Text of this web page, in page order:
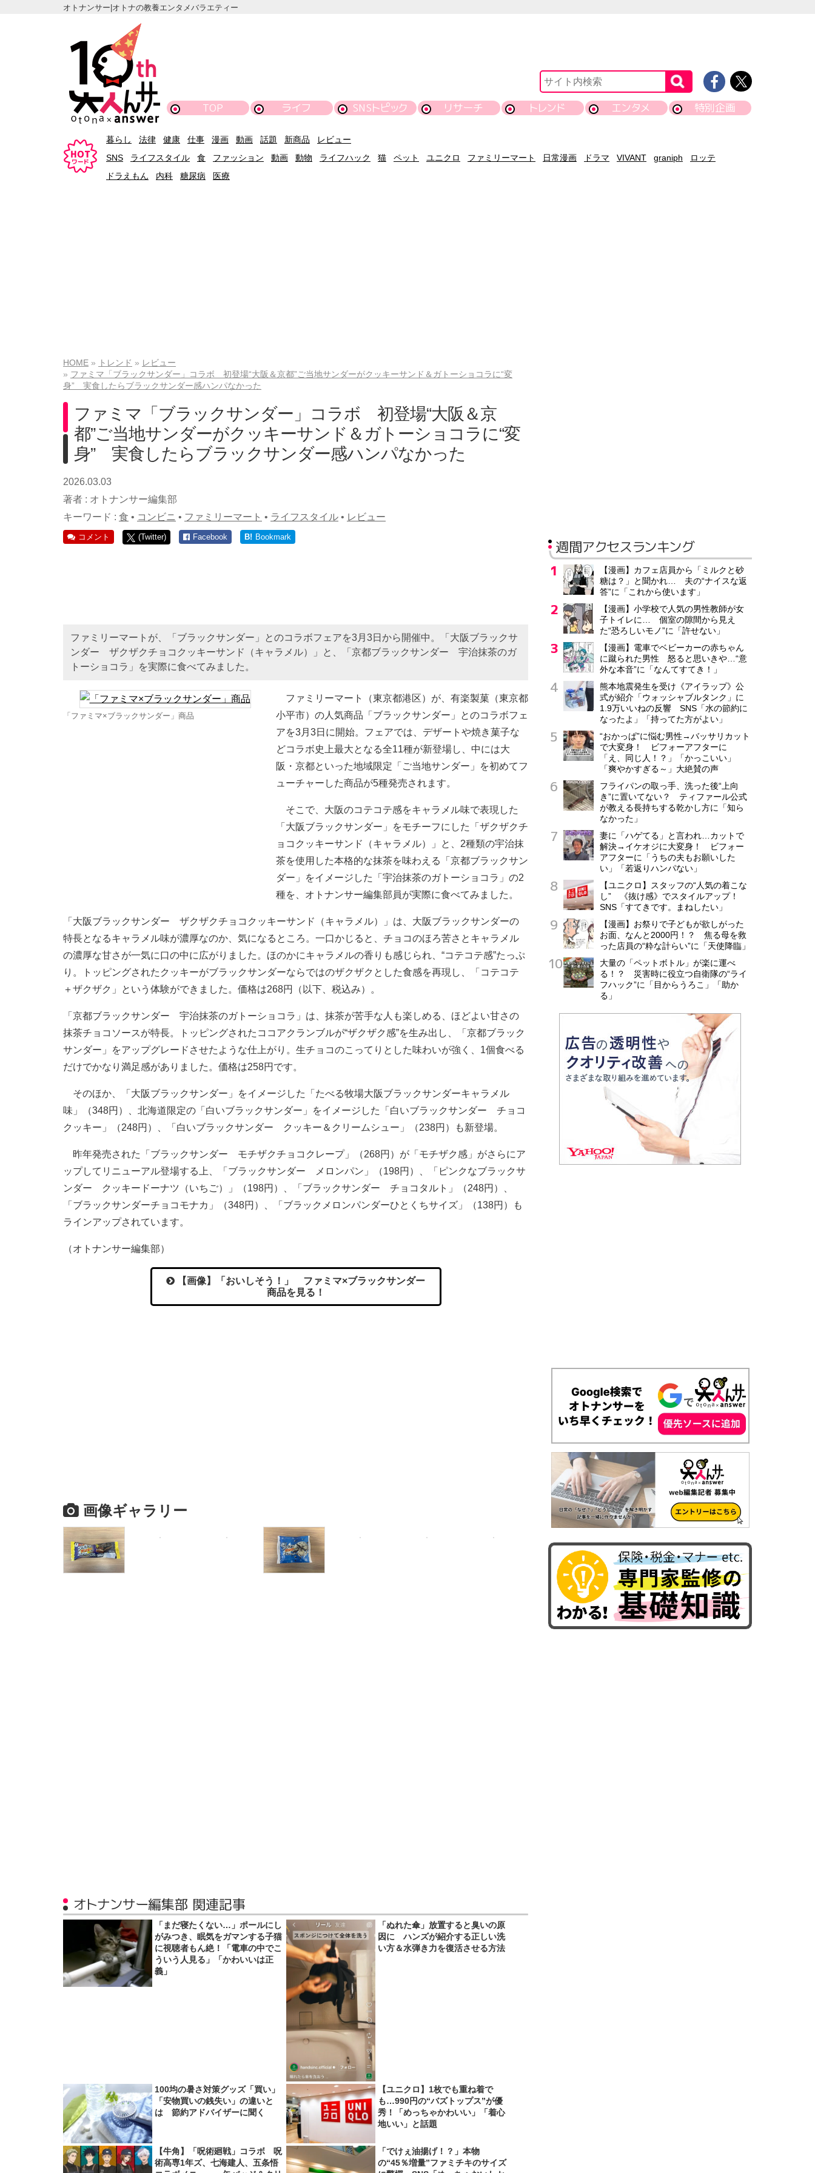
オトナンサー|オトナの教養エンタメバラエティー
TOP ライフ SNSトピック リサーチ トレンド エンタメ 特別企画
暮らし 法律 健康 仕事 漫画 動画 話題 新商品
レビュー
SNS
ライフスタイル 食 ファッション 動画 動物 ライフハック 猫 ペット ユニクロ ファミリーマート 日常漫画 ドラマ VIVANT graniph
ロッテ
ドラえもん
内科 糖尿病 医療
HOME トレンド
レビュー
ファミマ「ブラックサンダー」コラボ 初登場“大阪＆京都”ご当地サンダーがクッキーサンド＆ガトーショコラに“変
身” 実食したらブラックサンダー感ハンパなかった
ファミマ「ブラックサンダー」コラボ 初登場“大阪＆京
都”ご当地サンダーがクッキーサンド＆ガトーショコラに“変
身” 実食したらブラックサンダー感ハンパなかった
2026.03.03
著者 : オトナンサー編集部
キーワード : 食 • コンビニ • ファミリーマート • ライフスタイル • レビュー
コメント (Twitter) Facebook B! Bookmark
ファミリーマートが、「ブラックサンダー」とのコラボフェアを3月3日から開催中。「大阪ブラックサ
ンダー ザクザクチョコクッキーサンド（キャラメル）」と、「京都ブラックサンダー 宇治抹茶のガ
トーショコラ」を実際に食べてみました。
「ファミマ×ブラックサンダー」商品
ファミリーマート（東京都港区）が、有楽製菓（東京都
小平市）の人気商品「ブラックサンダー」とのコラボフェ
アを3月3日に開始。フェアでは、デザートや焼き菓子な
どコラボ史上最大となる全11種が新登場し、中には大
阪・京都といった地域限定「ご当地サンダー」を初めてフ
ューチャーした商品が5種発売されます。
そこで、大阪のコテコテ感をキャラメル味で表現した
「大阪ブラックサンダー」をモチーフにした「ザクザクチ
ョコクッキーサンド（キャラメル）」と、2種類の宇治抹
茶を使用した本格的な抹茶を味わえる「京都ブラックサン
ダー」をイメージした「宇治抹茶のガトーショコラ」の2
種を、オトナンサー編集部員が実際に食べてみました。
「大阪ブラックサンダー ザクザクチョコクッキーサンド（キャラメル）」は、大阪ブラックサンダーの
特長となるキャラメル味が濃厚なのか、気になるところ。一口かじると、チョコのほろ苦さとキャラメル
の濃厚な甘さが一気に口の中に広がりました。ほのかにキャラメルの香りも感じられ、“コテコテ感”たっぷ
り。トッピングされたクッキーがブラックサンダーならではのザクザクとした食感を再現し、「コテコテ
＋ザクザク」という体験ができました。価格は268円（以下、税込み）。
「京都ブラックサンダー 宇治抹茶のガトーショコラ」は、抹茶が苦手な人も楽しめる、ほどよい甘さの
抹茶チョコソースが特長。トッピングされたココアクランブルが“ザクザク感”を生み出し、「京都ブラック
サンダー」をアップグレードさせたような仕上がり。生チョコのこってりとした味わいが強く、1個食べる
だけでかなり満足感がありました。価格は258円です。
そのほか、「大阪ブラックサンダー」をイメージした「たべる牧場大阪ブラックサンダーキャラメル
味」（348円）、北海道限定の「白いブラックサンダー」をイメージした「白いブラックサンダー チョコ
クッキー」（248円）、「白いブラックサンダー クッキー＆クリームシュー」（238円）も新登場。
昨年発売された「ブラックサンダー モチザクチョコクレープ」（268円）が「モチザク感」がさらにア
ップしてリニューアル登場する上、「ブラックサンダー メロンパン」（198円）、「ピンクなブラックサ
ンダー クッキードーナツ（いちご）」（198円）、「ブラックサンダー チョコタルト」（248円）、
「ブラックサンダーチョコモナカ」（348円）、「ブラックメロンパンダーひとくちサイズ」（138円）も
ラインアップされています。
（オトナンサー編集部）
【画像】「おいしそう！」 ファミマ×ブラックサンダー
商品を見る！
画像ギャラリー
オトナンサー編集部 関連記事
「まだ寝たくない…」ポールにし
がみつき、眠気をガマンする子猫
に視聴者もん絶！「電車の中でこ
ういう人見る」「かわいいは正
義」
「ぬれた傘」放置すると臭いの原
因に ハンズが紹介する正しい洗
い方＆水弾き力を復活させる方法
100均の暑さ対策グッズ「買い」
「安物買いの銭失い」の違いと
は 節約アドバイザーに聞く
【ユニクロ】1枚でも重ね着で
も…990円の“バズトップス”が優
秀！「めっちゃかわいい」「着心
地いい」と話題
【牛角】「呪術廻戦」コラボ 呪
術高専1年ズ、七海建人、五条悟
「でけぇ油揚げ！？」本物
の“45％増量”ファミチキのサイズ
週間アクセスランキング
【漫画】カフェ店員から「ミルクと砂
糖は？」と聞かれ… 夫の“ナイスな返
答”に「これから使います」
【漫画】小学校で人気の男性教師が女
子トイレに… 個室の隙間から見え
た“恐ろしいモノ”に「許せない」
【漫画】電車でベビーカーの赤ちゃん
に蹴られた男性 怒ると思いきや…“意
外な本音”に「なんてすてき！」
熊本地震発生を受け《アイラップ》公
式が紹介「ウォッシャブルタンク」に
1.9万いいねの反響 SNS「水の節約に
なったよ」「持ってた方がよい」
“おかっぱ”に悩む男性→バッサリカット
で大変身！ ビフォーアフターに
「え、同じ人！？」「かっこいい」
「爽やかすぎる～」大絶賛の声
フライパンの取っ手、洗った後“上向
き”に置いてない？ ティファール公式
が教える長持ちする乾かし方に「知ら
なかった」
妻に「ハゲてる」と言われ…カットで
解決→イケオジに大変身！ ビフォー
アフターに「うちの夫もお願いした
い」「若返りハンパない」
【ユニクロ】スタッフの“人気の着こな
し” 《抜け感》でスタイルアップ！
SNS「すてきです。まねしたい」
【漫画】お祭りで子どもが欲しがった
お面、なんと2000円！？ 焦る母を救
った店員の“粋な計らい”に「天使降臨」
大量の「ペットボトル」が楽に運べ
る！？ 災害時に役立つ自衛隊の“ライ
フハック”に「目からうろこ」「助か
る」